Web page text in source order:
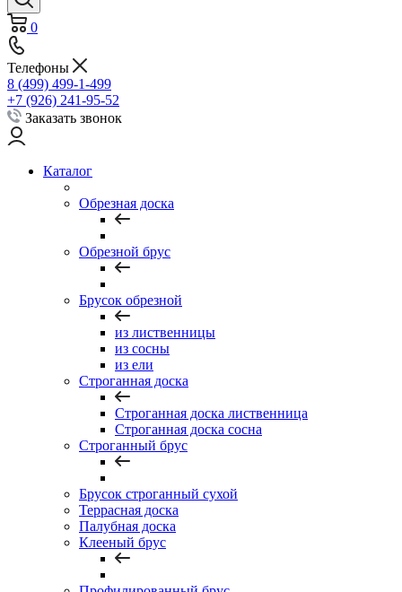
0
Телефоны
8 (499) 499-1-499
+7 (926) 241-95-52
Заказать звонок
Каталог
Обрезная доска
Обрезной брус
Брусок обрезной
из лиственницы
из сосны
из ели
Строганная доска
Строганная доска лиственница
Строганная доска сосна
Строганный брус
Брусок строганный сухой
Террасная доска
Палубная доска
Клееный брус